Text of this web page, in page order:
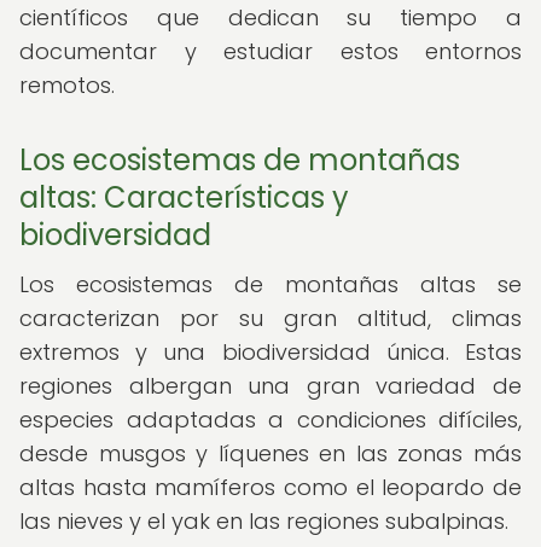
científicos que dedican su tiempo a
documentar y estudiar estos entornos
remotos.
Los ecosistemas de montañas
altas: Características y
biodiversidad
Los ecosistemas de montañas altas se
caracterizan por su gran altitud, climas
extremos y una biodiversidad única. Estas
regiones albergan una gran variedad de
especies adaptadas a condiciones difíciles,
desde musgos y líquenes en las zonas más
altas hasta mamíferos como el leopardo de
las nieves y el yak en las regiones subalpinas.